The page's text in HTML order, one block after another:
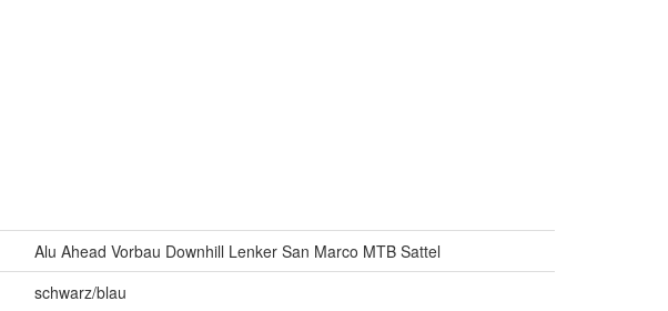
Alu Ahead Vorbau Downhill Lenker San Marco MTB Sattel
schwarz/blau